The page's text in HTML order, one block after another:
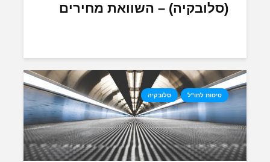
(סלובקיה) – השוואת מחירים
טיסות לחו"ל סלובקיה